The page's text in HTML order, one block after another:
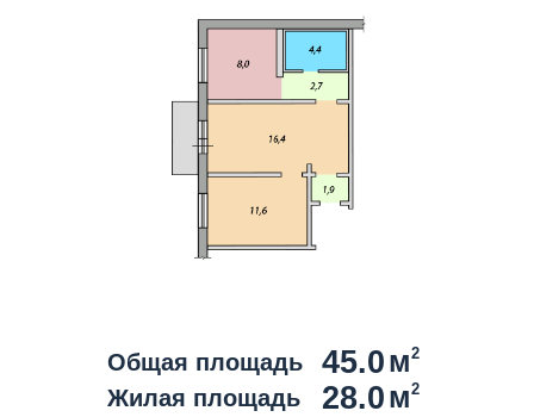
Общая площадь м2
Жилая площадь
45.0
28.0м2